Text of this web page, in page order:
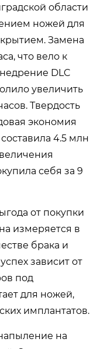
области
ножей для
Замена
что вело к
DLC
увеличить
Твердость
экономия
4.5 млн
себя за 9
от покупки
измеряется в
брака и
зависит от
под
для ножей,
имплантатов.
на